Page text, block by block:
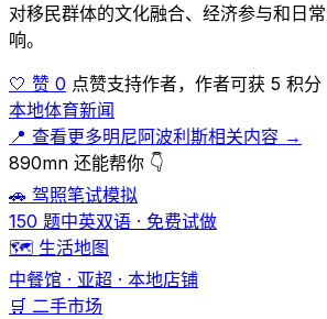
对移民群体的文化融合、经济参与和日
响。
🤍 赞 0 点赞支持作者，作者可获 5 积分
本地体育新闻
📍 查看更多明尼阿波利斯相关内容 →
890mn 还能帮你 👇
🚗 驾照笔试模拟
150 题中英双语 · 免费试做
🗺️ 生活地图
中餐馆 · 亚超 · 本地店铺
🛒 二手市场